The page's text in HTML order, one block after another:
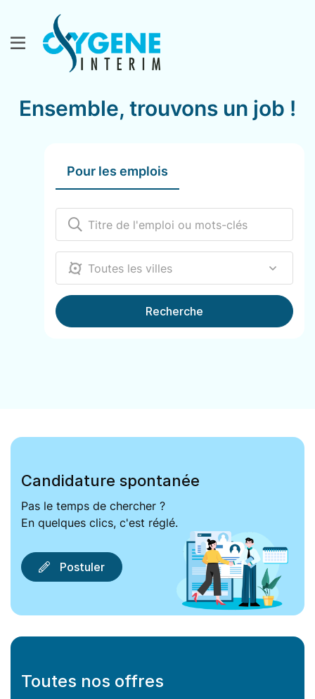
Ensemble, trouvons un job !
Pour les emplois
12000
Recherche
Candidature spontanée
Pas le temps de chercher ?
En quelques clics, c'est réglé.
Postuler
Toutes nos offres